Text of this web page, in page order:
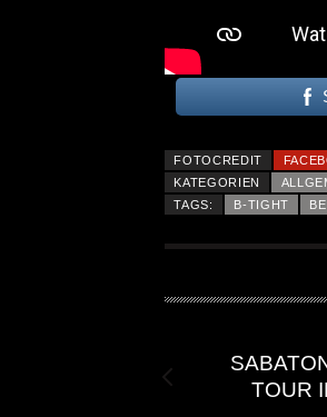
FOTOCREDIT
KATEGORIEN
TAGS:
B-TIGHT
TOUR